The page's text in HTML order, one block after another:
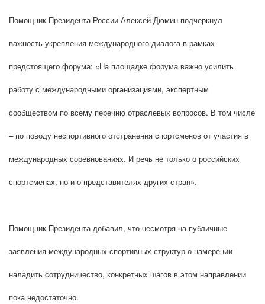
Помощник Президента России Алексей Дюмин подчеркнул
важность укрепления международного диалога в рамках
предстоящего форума: «На площадке форума важно усилить
работу с международными организациями, экспертным
сообществом по всему перечню отраслевых вопросов. В том числе
– по поводу неспортивного отстранения спортсменов от участия в
международных соревнованиях. И речь не только о российских
спортсменах, но и о представителях других стран».
Помощник Президента добавил, что несмотря на публичные
заявления международных спортивных структур о намерении
наладить сотрудничество, конкретных шагов в этом направлении
пока недостаточно.